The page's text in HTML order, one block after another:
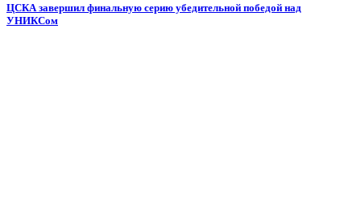
ЦСКА завершил финальную серию убедительной победой над
УНИКСом